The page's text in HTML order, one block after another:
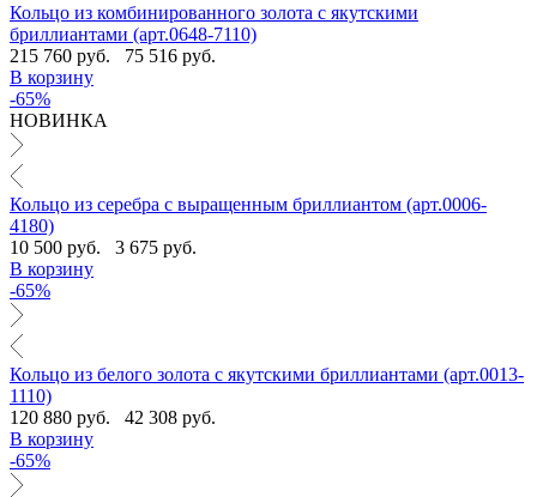
Кольцо из комбинированного золота с якутскими
бриллиантами (арт.0648-7110)
215 760 руб.
75 516 руб.
В корзину
-65%
НОВИНКА
Кольцо из серебра с выращенным бриллиантом (арт.0006-
4180)
10 500 руб.
3 675 руб.
В корзину
-65%
Кольцо из белого золота с якутскими бриллиантами (арт.0013-
1110)
120 880 руб.
42 308 руб.
В корзину
-65%